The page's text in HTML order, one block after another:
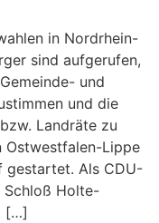
in Nordrhein-
sind aufgerufen,
und
und die
Landräte zu
Ostwestfalen-Lippe
gestartet. Als CDU-
Schloß Holte-
[…]